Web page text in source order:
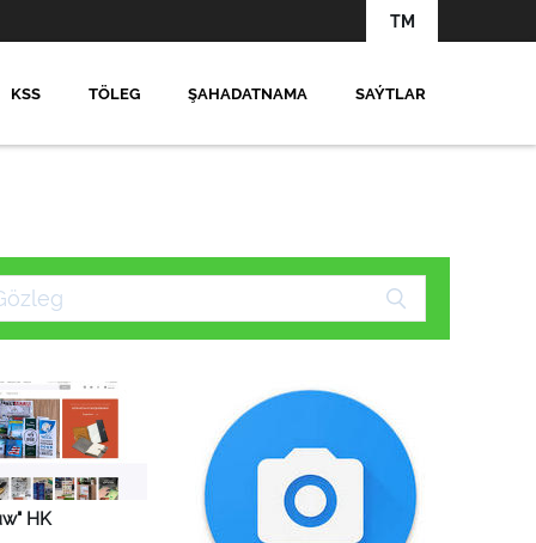
TM
KSS TÖLEG ŞAHADATNAMA SAÝTLAR
HK